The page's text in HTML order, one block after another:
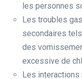
les personnes
Les troubles
secondaires
des
excessive de
Les